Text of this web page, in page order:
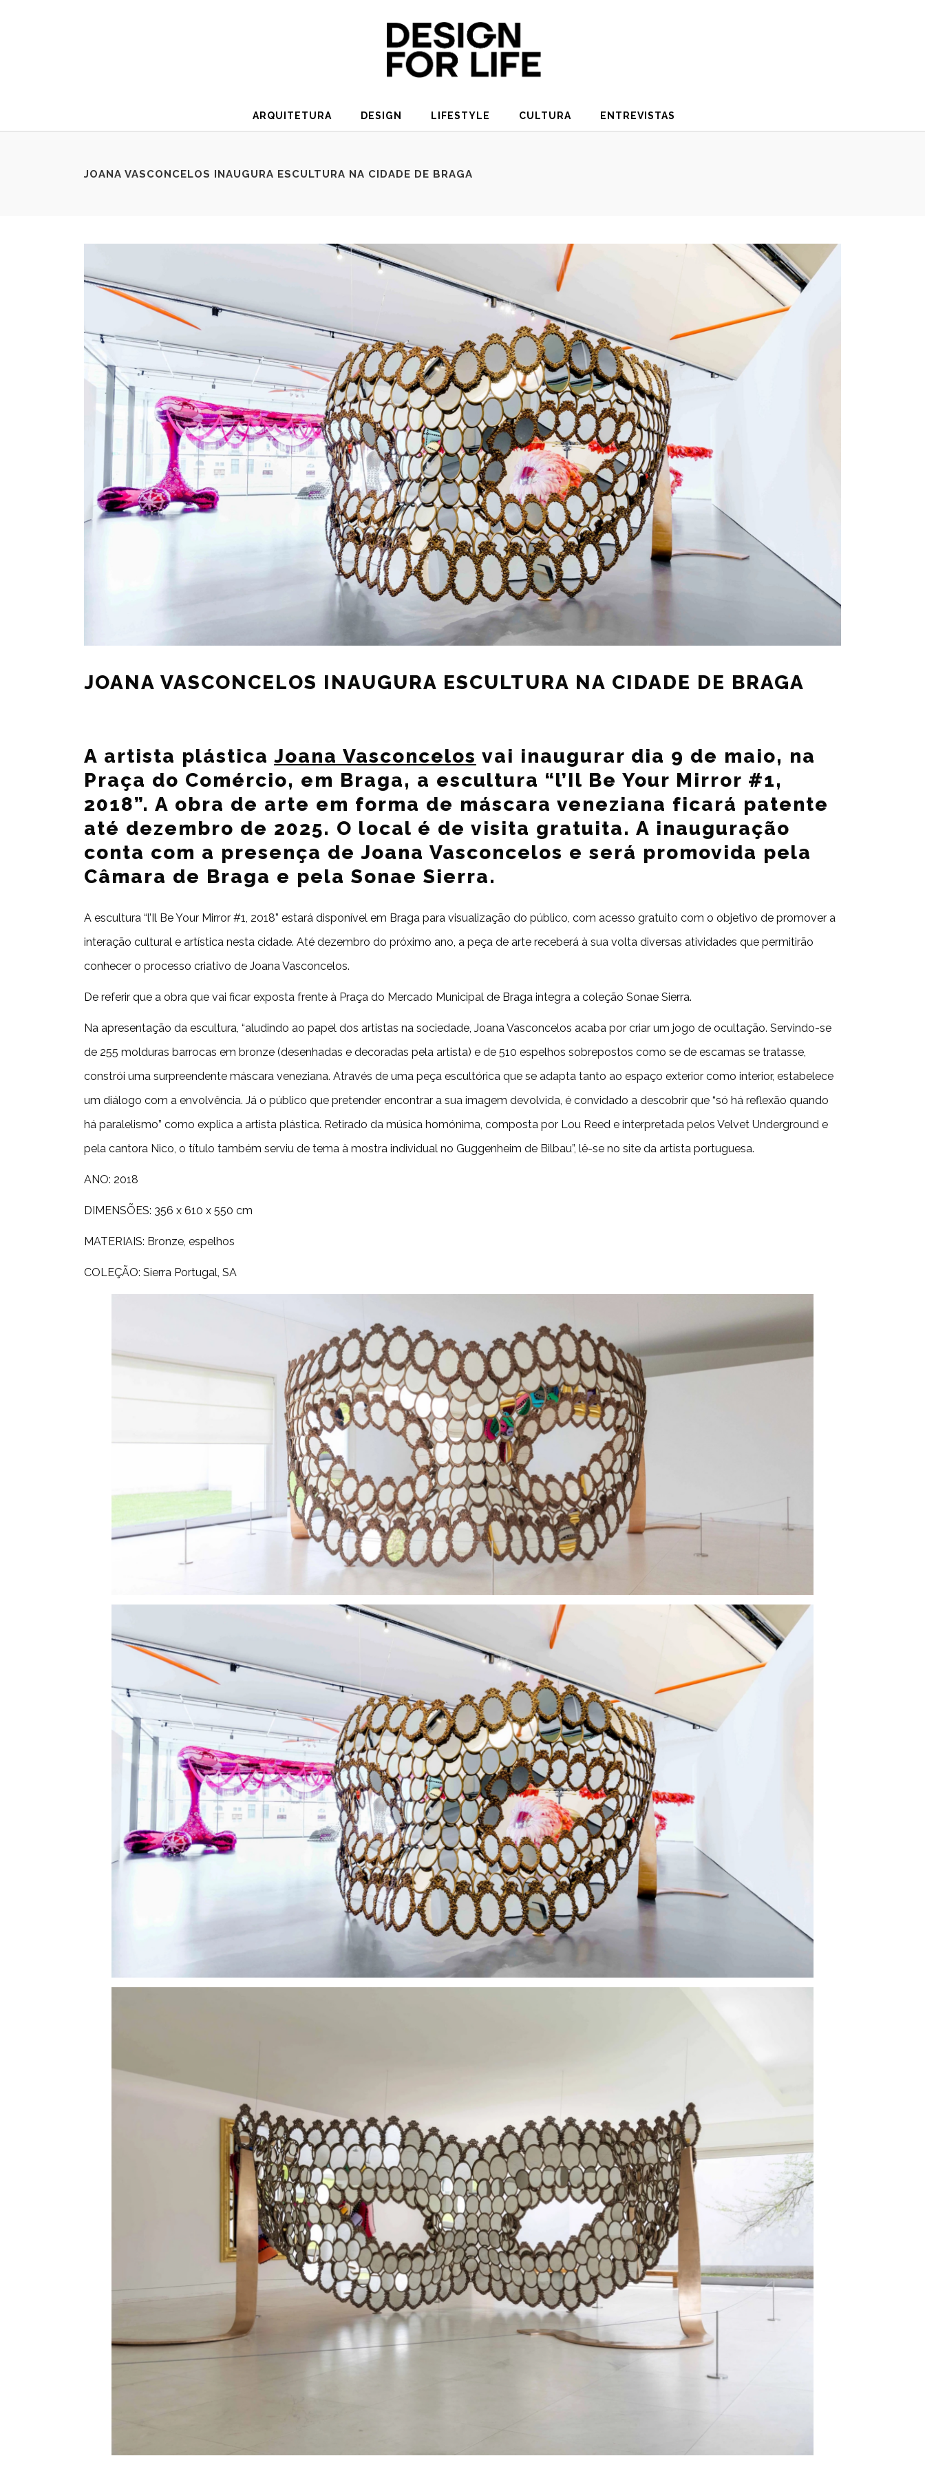
ARQUITETURA DESIGN LIFESTYLE CULTURA ENTREVISTAS
JOANA VASCONCELOS INAUGURA ESCULTURA NA CIDADE DE BRAGA
JOANA VASCONCELOS INAUGURA ESCULTURA NA CIDADE DE BRAGA
A artista plástica Joana Vasconcelos vai inaugurar dia 9 de maio, na
Praça do Comércio, em Braga, a escultura “l’Il Be Your Mirror #1,
2018”. A obra de arte em forma de máscara veneziana ficará patente
até dezembro de 2025. O local é de visita gratuita. A inauguração
conta com a presença de Joana Vasconcelos e será promovida pela
Câmara de Braga e pela Sonae Sierra.
A escultura “l’Il Be Your Mirror #1, 2018” estará disponível em Braga para visualização do público, com acesso gratuito com o objetivo de promover a
interação cultural e artística nesta cidade. Até dezembro do próximo ano, a peça de arte receberá à sua volta diversas atividades que permitirão
conhecer o processo criativo de Joana Vasconcelos.
De referir que a obra que vai ficar exposta frente à Praça do Mercado Municipal de Braga integra a coleção Sonae Sierra.
Na apresentação da escultura, “aludindo ao papel dos artistas na sociedade, Joana Vasconcelos acaba por criar um jogo de ocultação. Servindo-se
de 255 molduras barrocas em bronze (desenhadas e decoradas pela artista) e de 510 espelhos sobrepostos como se de escamas se tratasse,
constrói uma surpreendente máscara veneziana. Através de uma peça escultórica que se adapta tanto ao espaço exterior como interior, estabelece
um diálogo com a envolvência. Já o público que pretender encontrar a sua imagem devolvida, é convidado a descobrir que “só há reflexão quando
há paralelismo” como explica a artista plástica. Retirado da música homónima, composta por Lou Reed e interpretada pelos Velvet Underground e
pela cantora Nico, o título também serviu de tema à mostra individual no Guggenheim de Bilbau”, lê-se no site da artista portuguesa.
ANO: 2018
DIMENSÕES: 356 x 610 x 550 cm
MATERIAIS: Bronze, espelhos
COLEÇÃO: Sierra Portugal, SA